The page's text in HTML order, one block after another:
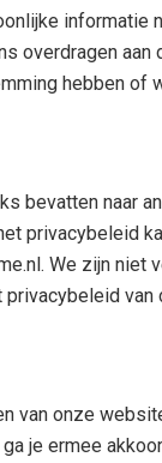
informatie
overdragen aan
hebben of
bevatten naar
privacybeleid
We zijn niet
van
van onze
je ermee